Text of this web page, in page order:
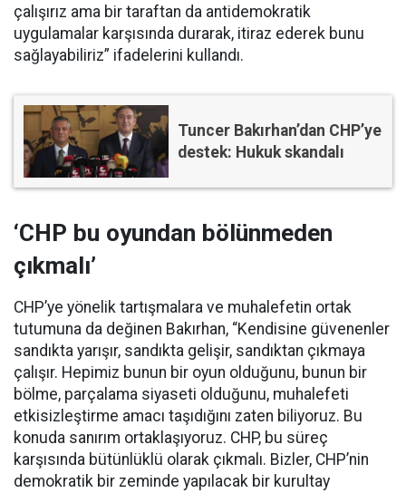
çalışırız ama bir taraftan da antidemokratik
uygulamalar karşısında durarak, itiraz ederek bunu
sağlayabiliriz” ifadelerini kullandı.
Tuncer Bakırhan’dan CHP’ye
destek: Hukuk skandalı
‘CHP bu oyundan bölünmeden
çıkmalı’
CHP’ye yönelik tartışmalara ve muhalefetin ortak
tutumuna da değinen Bakırhan, “Kendisine güvenenler
sandıkta yarışır, sandıkta gelişir, sandıktan çıkmaya
çalışır. Hepimiz bunun bir oyun olduğunu, bunun bir
bölme, parçalama siyaseti olduğunu, muhalefeti
etkisizleştirme amacı taşıdığını zaten biliyoruz. Bu
konuda sanırım ortaklaşıyoruz. CHP, bu süreç
karşısında bütünlüklü olarak çıkmalı. Bizler, CHP’nin
demokratik bir zeminde yapılacak bir kurultay